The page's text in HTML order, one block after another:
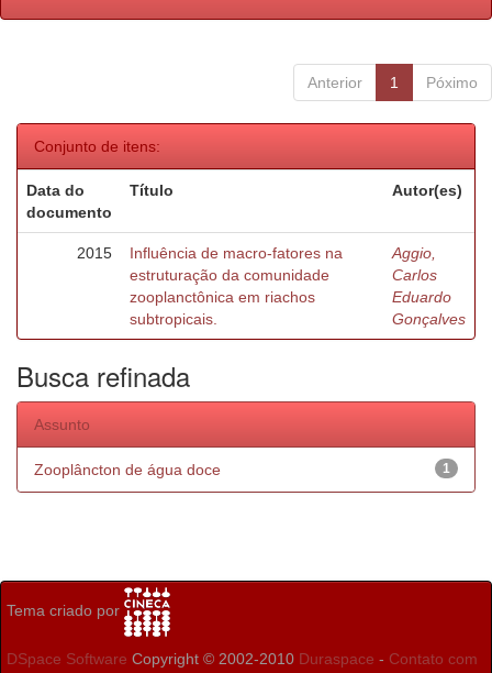
Anterior 1 Póximo
Conjunto de itens:
Data do
documento
Título Autor(es)
2015
Influência de macro-fatores na
estruturação da comunidade
zooplanctônica em riachos
subtropicais.
Aggio,
Carlos
Eduardo
Gonçalves
Busca refinada
Assunto
1
Zooplâncton de água doce
Tema criado por
DSpace Software Copyright © 2002-2010 Duraspace - Contato com